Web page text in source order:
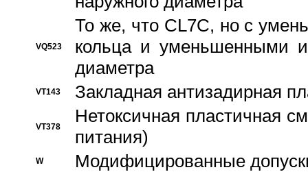
VQ523
То же, что CL7C, но с
кольца и уменьшенными
диаметра
VT143 Закладная антизадирная
VT378
Нетоксичная пластичная
питания)
W
Модифицированные